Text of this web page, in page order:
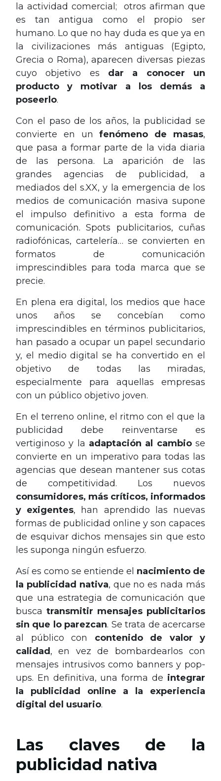
la actividad comercial; otros afirman que
es tan antigua como el propio ser
humano. Lo que no hay duda es que ya en
la civilizaciones más antiguas (Egipto,
Grecia o Roma), aparecen diversas piezas
cuyo objetivo es dar a conocer un
producto y motivar a los demás a
poseerlo.
Con el paso de los años, la publicidad se
convierte en unfenómeno de masas,
que pasa a formar parte de la vida diaria
de las persona. La aparición de las
grandes agencias de publicidad, a
mediados del s.XX, y la emergencia de los
medios de comunicación masiva supone
el impulso definitivo a esta forma de
comunicación. Spots publicitarios, cuñas
radiofónicas, cartelería… se convierten en
formatos de comunicación
imprescindibles para toda marca que se
precie.
En plena era digital, los medios que hace
unos años se concebían como
imprescindibles en términos publicitarios,
han pasado a ocupar un papel secundario
y, el medio digital se ha convertido en el
objetivo de todas las miradas,
especialmente para aquellas empresas
con un público objetivo joven.
En el terreno online, el ritmo con el que la
publicidad debe reinventarse es
vertiginoso y la adaptación al cambiose
convierte en un imperativo para todas las
agencias que desean mantener sus cotas
de competitividad. Los nuevos
consumidores, más críticos, informados
y exigentes, han aprendido las nuevas
formas de publicidad online y son capaces
de esquivar dichos mensajes sin que esto
les suponga ningún esfuerzo.
Así es como se entiende el nacimiento de
la publicidad nativa, que no es nada más
que una estrategia de comunicación que
busca transmitir mensajes publicitarios
sin que lo parezcan. Se trata de acercarse
al público con contenido de valor y
calidad , en vez de bombardearlos con
mensajes intrusivos como banners y pop-
ups. En definitiva, una forma de integrar
la publicidad online a la experiencia
digital del usuario.
Las claves de la
publicidad nativa